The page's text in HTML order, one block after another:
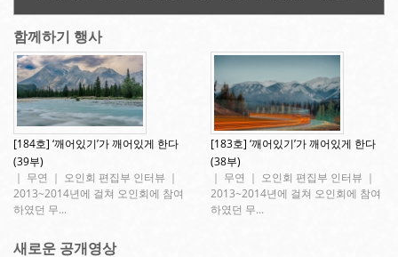
함께하기 행사
[184호] ‘깨어있기’가 깨어있게 한다
(39부)
｜ 무연 ｜ 오인회 편집부 인터뷰 ｜
2013~2014년에 걸쳐 오인회에 참여
하였던 무...
[183호] ‘깨어있기’가 깨어있게 한다
(38부)
｜ 무연 ｜ 오인회 편집부 인터뷰 ｜
2013~2014년에 걸쳐 오인회에 참여
하였던 무...
새로운 공개영상